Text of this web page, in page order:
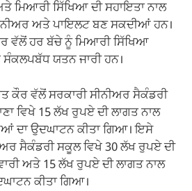
ਮਿਆਰੀ ਸਿੱਖਿਆ ਦੀ ਸਹਾਇਤਾ ਨਾਲ
ਅਤੇ ਪਾਇਲਟ ਬਣ ਸਕਦੀਆਂ ਹਨ।
ਵੱਲੋਂ ਹਰ ਬੱਚੇ ਨੂੰ ਮਿਆਰੀ ਸਿੱਖਿਆ
ਯਤਨ ਜਾਰੀ ਹਨ।
ਕੌਰ ਵੱਲੋਂ ਸਰਕਾਰੀ ਸੀਨੀਅਰ ਸੈਕੰਡਰੀ
ਵਿਖੇ 15 ਲੱਖ ਰੁਪਏ ਦੀ ਲਾਗਤ ਨਾਲ
ਦਾ ਉਦਘਾਟਨ ਕੀਤਾ ਗਿਆ। ਇਸੇ
ਸੈਕੰਡਰੀ ਸਕੂਲ ਵਿਖੇ 30 ਲੱਖ ਰੁਪਏ ਦੀ
ਅਤੇ 15 ਲੱਖ ਰੁਪਏ ਦੀ ਲਾਗਤ ਨਾਲ
ਕੀਤਾ ਗਿਆ।